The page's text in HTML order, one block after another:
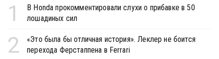
1
В Honda прокомментировали слухи о прибавке в 50
лошадиных сил
2
«Это была бы отличная история». Леклер не боится
перехода Ферстаппена в Ferrari